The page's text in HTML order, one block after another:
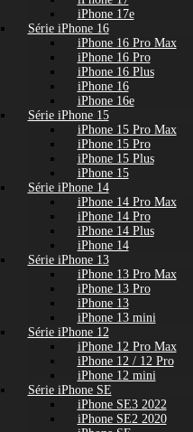
iPhone 17e
Série iPhone 16
iPhone 16 Pro Max
iPhone 16 Pro
iPhone 16 Plus
iPhone 16
iPhone 16e
Série iPhone 15
iPhone 15 Pro Max
iPhone 15 Pro
iPhone 15 Plus
iPhone 15
Série iPhone 14
iPhone 14 Pro Max
iPhone 14 Pro
iPhone 14 Plus
iPhone 14
Série iPhone 13
iPhone 13 Pro Max
iPhone 13 Pro
iPhone 13
iPhone 13 mini
Série iPhone 12
iPhone 12 Pro Max
iPhone 12 / 12 Pro
iPhone 12 mini
Série iPhone SE
iPhone SE3 2022
iPhone SE2 2020